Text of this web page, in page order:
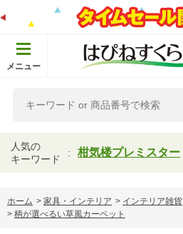
メニュー
人気の
キーワード
柑気楼プレミスター
ホーム > 家具・インテリア > インテリア雑貨
> 柄が選べるい草風カーペット